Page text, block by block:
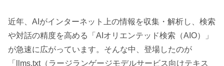
近年、AIがインターネット上の情報を収集・解析し、検索
や対話の精度を高める「AIオリエンテッド検索（AIO）」
が急速に広がっています。そんな中、登場したのが
「llms.txt（ラージランゲージモデルサービス向けテキス